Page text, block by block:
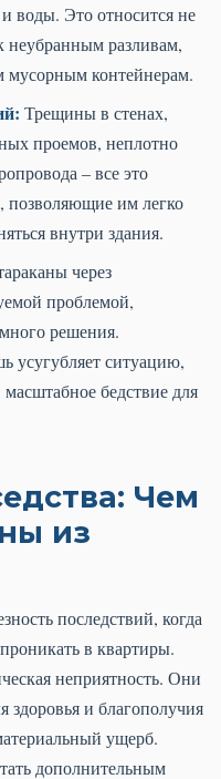
воды. Это относится не
неубранным разливам,
мусорным контейнерам.
Трещины в стенах,
проемов, неплотно
– все это
позволяющие им легко
внутри здания.
через
проблемой,
решения.
усугубляет ситуацию,
бедствие для
Чем
из
последствий, когда
в квартиры.
неприятность. Они
здоровья и благополучия
ущерб.
дополнительным